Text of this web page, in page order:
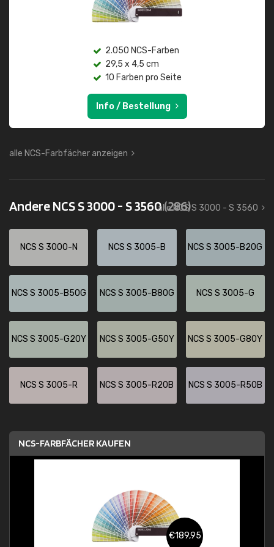
2.050 NCS-Farben
29,5 x 4,5 cm
10 Farben pro Seite
Info / Bestellung
alle NCS-Farbfächer anzeigen
Andere NCS S 3000 - S 3560(286)
alle NCS S 3000 - S 3560
NCS S 3000-N NCS S 3005-B NCS S 3005-B20G
NCS S 3005-B50G NCS S 3005-B80G NCS S 3005-G
NCS S 3005-G20Y NCS S 3005-G50Y NCS S 3005-G80Y
NCS S 3005-R NCS S 3005-R20B NCS S 3005-R50B
NCS-FARBFÄCHER KAUFEN
€189,95